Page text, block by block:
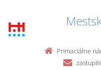
Primaciálne